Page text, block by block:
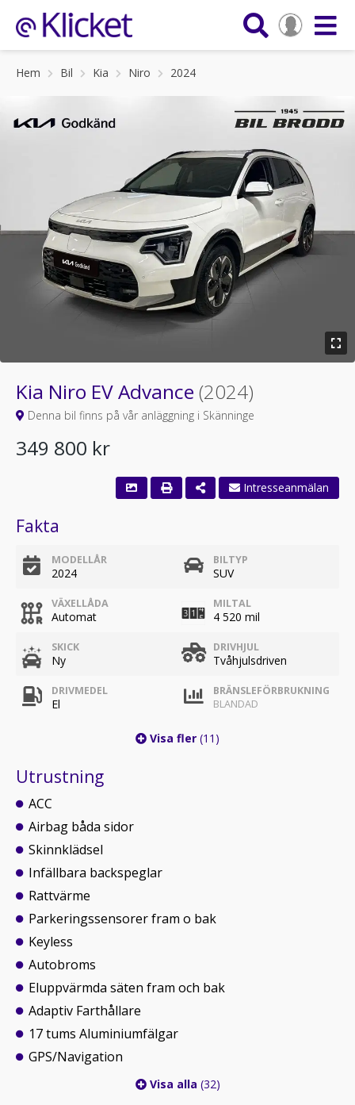
Hem Bil Kia Niro 2024
Kia Niro EV Advance (2024)
Denna bil finns på vår anläggning i Skänninge
349 800 kr
Intresseanmälan
Fakta
MODELLÅR
2024
BILTYP
SUV
VÄXELLÅDA
Automat
MILTAL
4 520 mil
SKICK
Ny
DRIVHJUL
Tvåhjulsdriven
DRIVMEDEL
El
BRÄNSLEFÖRBRUKNING
BLANDAD
Visa fler (11)
Utrustning
ACC
Airbag båda sidor
Skinnklädsel
Infällbara backspeglar
Rattvärme
Parkeringssensorer fram o bak
Keyless
Autobroms
Eluppvärmda säten fram och bak
Adaptiv Farthållare
17 tums Aluminiumfälgar
GPS/Navigation
Visa alla (32)